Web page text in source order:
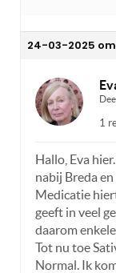
24-03-2025 om
1
Hallo, Eva
nabij Breda
Medicatie
geeft in veel
daarom
Tot nu toe
Normal. Ik